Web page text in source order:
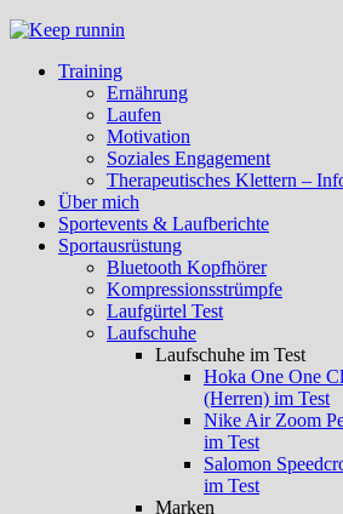
Training
Ernährung
Laufen
Motivation
Soziales Engagement
Therapeutisches Klettern –
Über mich
Sportevents & Laufberichte
Sportausrüstung
Bluetooth Kopfhörer
Kompressionsstrümpfe
Laufgürtel Test
Laufschuhe
Laufschuhe im Test
Hoka One One
(Herren) im Test
Nike Air Zoom
im Test
Salomon
im Test
Marken